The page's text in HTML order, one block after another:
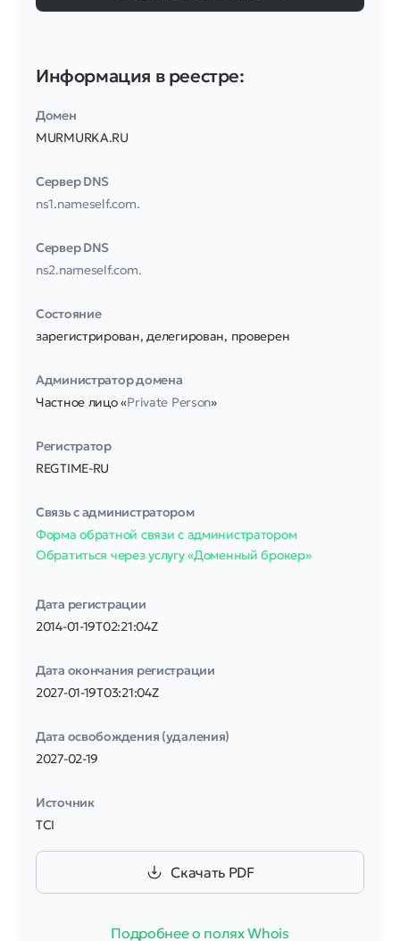
Информация в реестре:
Домен
MURMURKA.RU
Сервер DNS
ns1.nameself.com.
Сервер DNS
ns2.nameself.com.
Соcтояние
зарегистрирован, делегирован, проверен
Администратор домена
Частное лицо «Private Person»
Регистратор
REGTIME-RU
Связь с администратором
Форма обратной связи с администратором
Обратиться через услугу «Доменный брокер»
Дата регистрации
2014-01-19T02:21:04Z
Дата окончания регистрации
2027-01-19T03:21:04Z
Дата освобождения (удаления)
2027-02-19
Источник
TCI
Скачать PDF
Подробнее о полях Whois